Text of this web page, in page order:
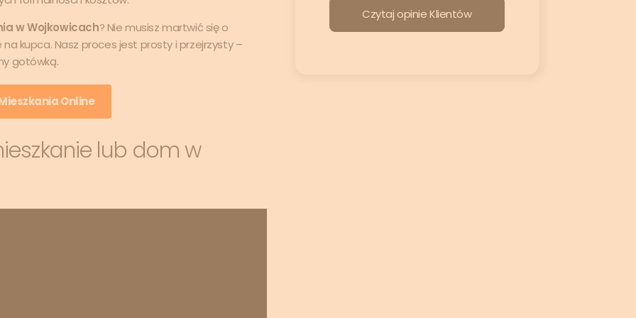
w Wojkowicach? Nie musisz martwić się o
kupca. Nasz proces jest prosty i przejrzysty –
gotówką.
Online
lub dom w
Czytaj opinie Klientów